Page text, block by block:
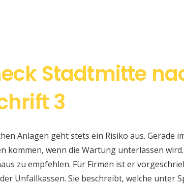
Stadtmitte
3
Anlagen geht stets ein Risiko aus. Gerade
kommen, wenn die Wartung unterlassen
zu empfehlen. Für Firmen ist er
Unfallkassen. Sie beschreibt, welche unter